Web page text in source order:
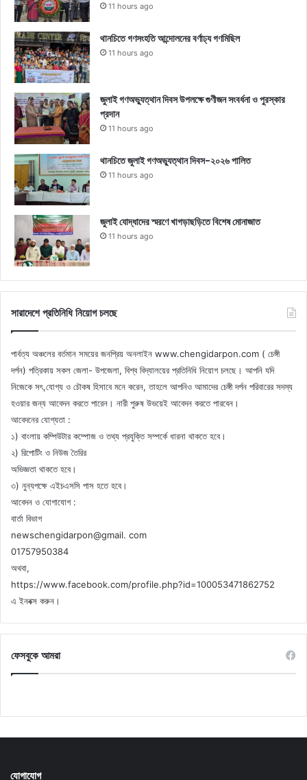
11 hours ago
থানচিতে গণসংহতি আন্দোলনের বর্ণাঢ্য গণমিছিল
11 hours ago
জুলাই গণঅভ্যুত্থান দিবস উপলক্ষে গুণীজন সংবর্ধনা ও পুরস্কার
প্রদান
11 hours ago
থানচিতে জুলাই গণঅভ্যুত্থান দিবস-২০২৬ পালিত
11 hours ago
জুলাই যোদ্ধাদের স্মরণে খাগড়াছড়িতে বিশেষ মোনাজাত
11 hours ago
সারাদেশে প্রতিনিধি নিয়োগ চলছে
পার্বত্য অঞ্চলের বর্তমান সময়ের জনপ্রিয় অনলাইন www.chengidarpon.com ( চেঙ্গী
দর্পন) পত্রিকায় সকল জেলা- উপজেলা, বিশ্ব বিদ্যালয়ের প্রতিনিধি নিয়োগ চলছে। আপনি যদি
নিজেকে সৎ,যোগ্য ও চৌকষ হিসাবে মনে করেন, তাহলে আপনিও আমাদের চেঙ্গী দর্পন পরিবারের সদস্য
হওয়ার জন্য আবেদন করতে পারেন। নারী পুরুষ উভয়েই আবেদন করতে পারবেন।
আবেদনের যোগ্যতা :
১) বাংলায় কম্পিউটার কম্পোজ ও তথ্য প্রযুক্তি সম্পর্কে ধারনা থাকতে হবে।
২) রিপোটিং ও নিউজ তৈরির
অভিজ্ঞতা থাকতে হবে।
৩) নুন্যপক্ষে এইচএসসি পাস হতে হবে।
আবেদন ও যোগাযোগ :
বার্তা বিভাগ
newschengidarpon@gmail. com
01757950384
অথবা,
https://www.facebook.com/profile.php?id=100053471862752
এ ইনবক্স করুন।
ফেসবুকে আমরা
যোগাযোগ